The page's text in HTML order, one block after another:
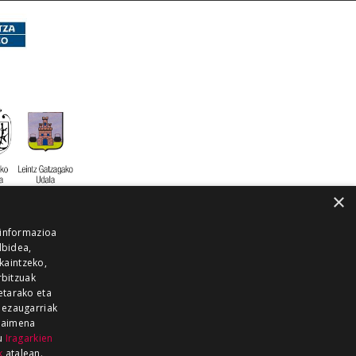
×
eta
Iragarkien
atalean.